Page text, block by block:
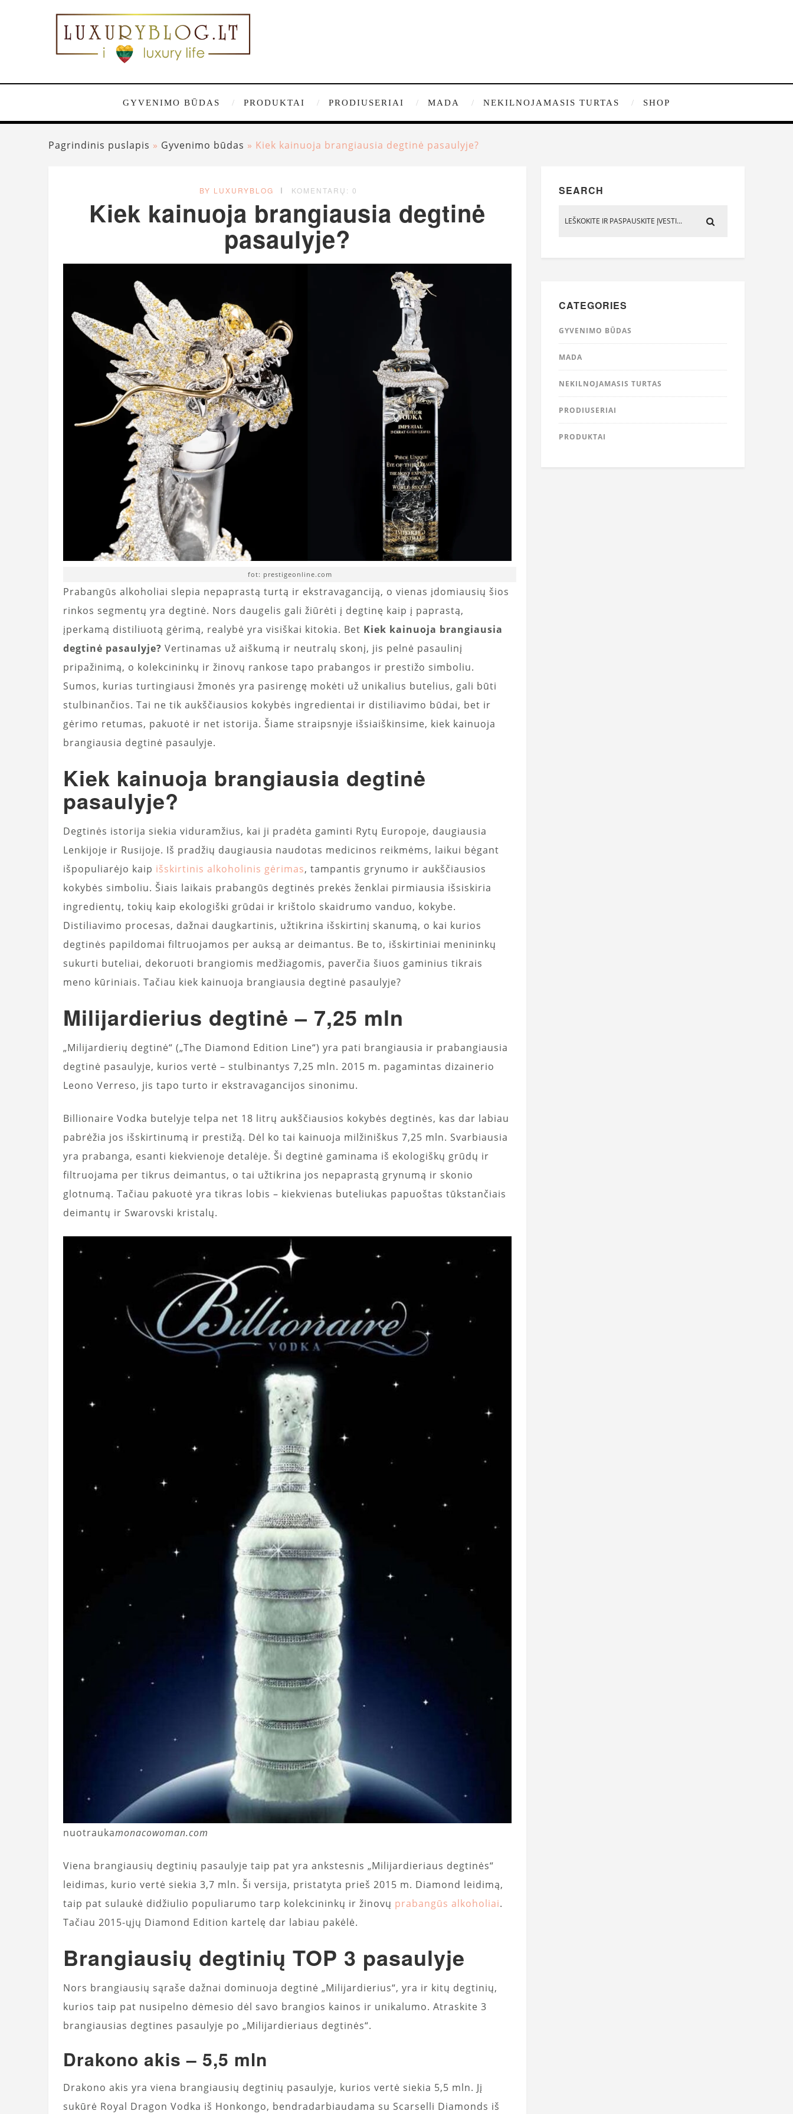
GYVENIMO BŪDAS PRODUKTAI PRODIUSERIAI MADA NEKILNOJAMASIS TURTAS SHOP
Pagrindinis puslapis » Gyvenimo būdas » Kiek kainuoja brangiausia degtinė pasaulyje?
BY LUXURYBLOG KOMENTARŲ: 0
Kiek kainuoja brangiausia degtinė
pasaulyje?
fot: prestigeonline.com
Prabangūs alkoholiai slepia nepaprastą turtą ir ekstravaganciją, o vienas įdomiausių šios
rinkos segmentų yra degtinė. Nors daugelis gali žiūrėti į degtinę kaip į paprastą,
įperkamą distiliuotą gėrimą, realybė yra visiškai kitokia. Bet Kiek kainuoja brangiausia
degtinė pasaulyje? Vertinamas už aiškumą ir neutralų skonį, jis pelnė pasaulinį
pripažinimą, o kolekcininkų ir žinovų rankose tapo prabangos ir prestižo simboliu.
Sumos, kurias turtingiausi žmonės yra pasirengę mokėti už unikalius butelius, gali būti
stulbinančios. Tai ne tik aukščiausios kokybės ingredientai ir distiliavimo būdai, bet ir
gėrimo retumas, pakuotė ir net istorija. Šiame straipsnyje išsiaiškinsime, kiek kainuoja
brangiausia degtinė pasaulyje.
Kiek kainuoja brangiausia degtinė
pasaulyje?
Degtinės istorija siekia viduramžius, kai ji pradėta gaminti Rytų Europoje, daugiausia
Lenkijoje ir Rusijoje. Iš pradžių daugiausia naudotas medicinos reikmėms, laikui bėgant
išpopuliarėjo kaip išskirtinis alkoholinis gėrimas, tampantis grynumo ir aukščiausios
kokybės simboliu. Šiais laikais prabangūs degtinės prekės ženklai pirmiausia išsiskiria
ingredientų, tokių kaip ekologiški grūdai ir krištolo skaidrumo vanduo, kokybe.
Distiliavimo procesas, dažnai daugkartinis, užtikrina išskirtinį skanumą, o kai kurios
degtinės papildomai filtruojamos per auksą ar deimantus. Be to, išskirtiniai menininkų
sukurti buteliai, dekoruoti brangiomis medžiagomis, paverčia šiuos gaminius tikrais
meno kūriniais. Tačiau kiek kainuoja brangiausia degtinė pasaulyje?
Milijardierius degtinė – 7,25 mln
„Milijardierių degtinė“ („The Diamond Edition Line“) yra pati brangiausia ir prabangiausia
degtinė pasaulyje, kurios vertė – stulbinantys 7,25 mln. 2015 m. pagamintas dizainerio
Leono Verreso, jis tapo turto ir ekstravagancijos sinonimu.
Billionaire Vodka butelyje telpa net 18 litrų aukščiausios kokybės degtinės, kas dar labiau
pabrėžia jos išskirtinumą ir prestižą. Dėl ko tai kainuoja milžiniškus 7,25 mln. Svarbiausia
yra prabanga, esanti kiekvienoje detalėje. Ši degtinė gaminama iš ekologiškų grūdų ir
filtruojama per tikrus deimantus, o tai užtikrina jos nepaprastą grynumą ir skonio
glotnumą. Tačiau pakuotė yra tikras lobis – kiekvienas buteliukas papuoštas tūkstančiais
deimantų ir Swarovski kristalų.
nuotraukamonacowoman.com
Viena brangiausių degtinių pasaulyje taip pat yra ankstesnis „Milijardieriaus degtinės“
leidimas, kurio vertė siekia 3,7 mln. Ši versija, pristatyta prieš 2015 m. Diamond leidimą,
taip pat sulaukė didžiulio populiarumo tarp kolekcininkų ir žinovų prabangūs alkoholiai.
Tačiau 2015-ųjų Diamond Edition kartelę dar labiau pakėlė.
Brangiausių degtinių TOP 3 pasaulyje
Nors brangiausių sąraše dažnai dominuoja degtinė „Milijardierius“, yra ir kitų degtinių,
kurios taip pat nusipelno dėmesio dėl savo brangios kainos ir unikalumo. Atraskite 3
brangiausias degtines pasaulyje po „Milijardieriaus degtinės“.
Drakono akis – 5,5 mln
Drakono akis yra viena brangiausių degtinių pasaulyje, kurios vertė siekia 5,5 mln. Jį
sukūrė Royal Dragon Vodka iš Honkongo, bendradarbiaudama su Scarselli Diamonds iš
SEARCH
CATEGORIES
GYVENIMO BŪDAS
MADA
NEKILNOJAMASIS TURTAS
PRODIUSERIAI
PRODUKTAI